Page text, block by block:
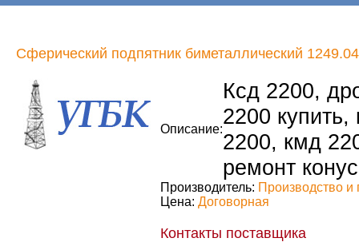
Сферический подпятник биметаллический
Описание:
Ксд 2200,
2200
2200, кмд
ремонт
Производитель: Производство и
Цена: Договорная
Контакты поставщика